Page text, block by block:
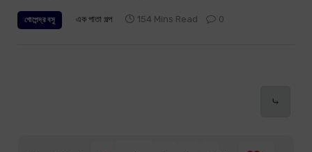
গোপেন্দ্র বসু এক পাতা গল্প 154 Mins Read 0
⤷